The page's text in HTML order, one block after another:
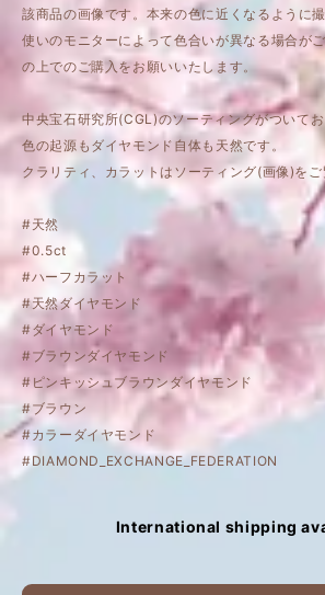
該商品の画像です。本来の色に近くなるように
使いのモニターによって色合いが異なる場合が
の上でのご購入をお願いいたします。
中央宝石研究所(CGL)のソーティングがついてお
色の起源もダイヤモンド自体も天然です。
クラリティ、カラットはソーティング(画像)をご
#天然
#0.5ct
#ハーフカラット
#天然ダイヤモンド
#ダイヤモンド
#ブラウンダイヤモンド
#ピンキッシュブラウンダイヤモンド
#ブラウン
#カラーダイヤモンド
#DIAMOND_EXCHANGE_FEDERATION
International shipping